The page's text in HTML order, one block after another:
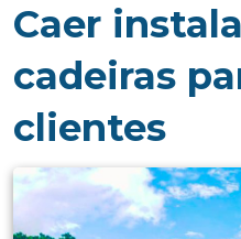
Caer
cadeiras
clientes